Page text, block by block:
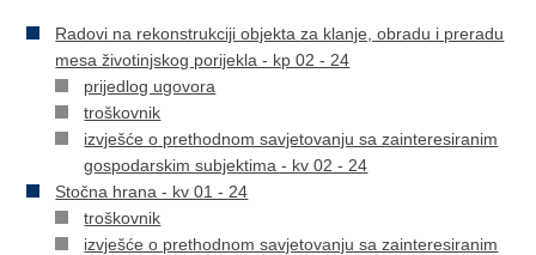
Radovi na rekonstrukciji objekta za klanje, obradu i preradu
mesa životinjskog porijekla - kp 02 - 24
prijedlog ugovora
troškovnik
izvješće o prethodnom savjetovanju sa zainteresiranim
gospodarskim subjektima - kv 02 - 24
Stočna hrana - kv 01 - 24
troškovnik
izvješće o prethodnom savjetovanju sa zainteresiranim